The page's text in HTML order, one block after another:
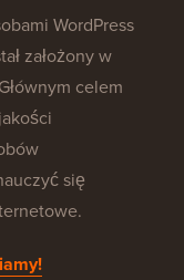
WordPress
założony w
celem
się